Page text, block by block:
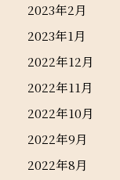
2023年2月
2023年1月
2022年12月
2022年11月
2022年10月
2022年9月
2022年8月